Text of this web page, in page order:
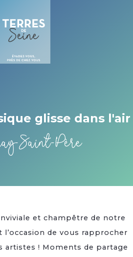
glisse dans l'air
Saint-Père
et champêtre de notre
l’occasion de vous rapprocher
artistes ! Moments de partage